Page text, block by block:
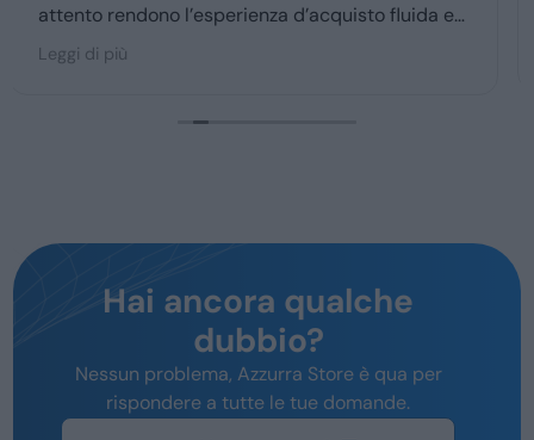
Hai ancora qualche
dubbio?
Nessun problema, Azzurra Store è qua per
rispondere a tutte le tue domande.